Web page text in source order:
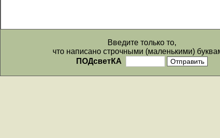
Введите только то,
что написано строчными (маленькими)
ПОДсветКА